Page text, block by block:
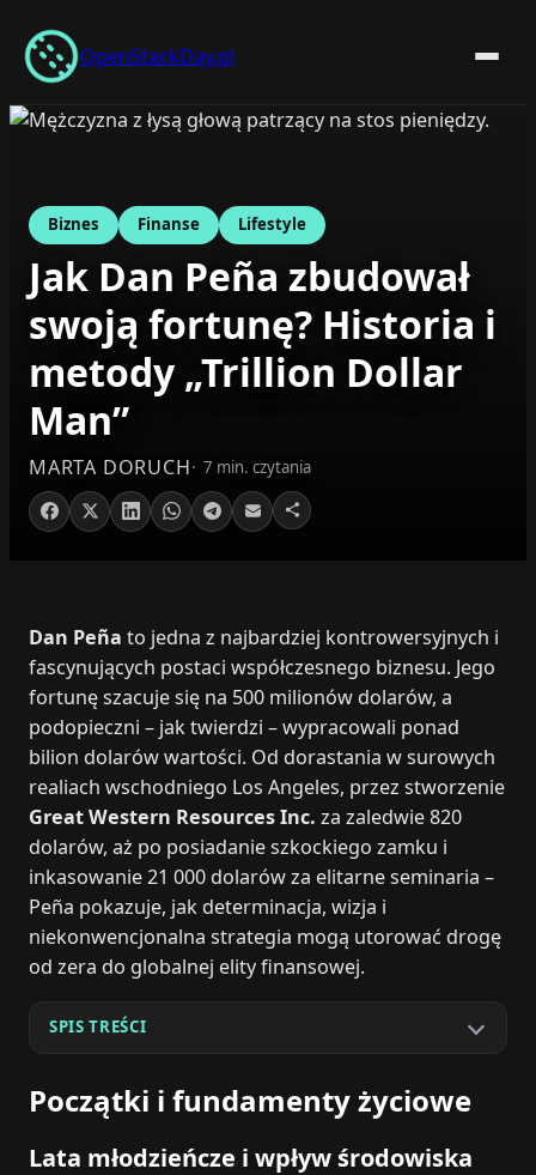
Przejdź
do
treści
OpenStackDay.pl
Biznes Finanse Lifestyle
Jak Dan Peña zbudował
swoją fortunę? Historia i
metody „Trillion Dollar
Man”
MARTA DORUCH 7 min. czytania
Dan Peña to jedna z najbardziej kontrowersyjnych i
fascynujących postaci współczesnego biznesu. Jego
fortunę szacuje się na 500 milionów dolarów, a
podopieczni – jak twierdzi – wypracowali ponad
bilion dolarów wartości. Od dorastania w surowych
realiach wschodniego Los Angeles, przez stworzenie
Great Western Resources Inc. za zaledwie 820
dolarów, aż po posiadanie szkockiego zamku i
inkasowanie 21 000 dolarów za elitarne seminaria –
Peña pokazuje, jak determinacja, wizja i
niekonwencjonalna strategia mogą utorować drogę
od zera do globalnej elity finansowej.
SPIS TREŚCI
Początki i fundamenty życiowe
Lata młodzieńcze i wpływ środowiska